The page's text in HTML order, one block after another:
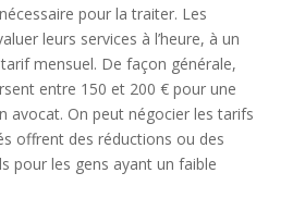
pour la traiter. Les
leurs services à l’heure, à un
mensuel. De façon générale,
entre 150 et 200 € pour une
avocat. On peut négocier les tarifs
offrent des réductions ou des
pour les gens ayant un faible